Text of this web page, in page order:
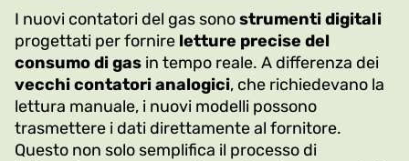
I nuovi contatori del gas sonostrumenti digitali
progettati per fornire letture precise del
consumo di gas in tempo reale. A differenza dei
vecchi contatori analogici, che richiedevano la
lettura manuale, i nuovi modelli possono
trasmettere i dati direttamente al fornitore.
Questo non solo semplifica il processo di